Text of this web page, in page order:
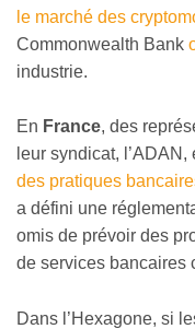
le marché des
Commonwealth Bank
industrie.
En France, des
leur syndicat,
des pratiques
a défini une
omis de prévoir des
de services bancaires
Dans l’Hexagone, si